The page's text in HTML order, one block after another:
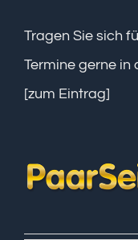
Tragen Sie sich
Termine gerne in
[zum Eintrag]